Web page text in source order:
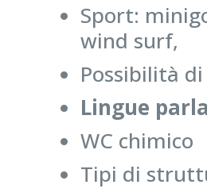
Sport:
wind surf,
Possibilità
Lingue
WC chimico
Tipi di